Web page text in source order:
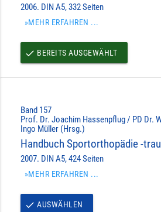
2006. DIN A5, 332 Seiten
»MEHR ERFAHREN ...
done BEREITS AUSGEWÄHLT
Band 157
Prof. Dr. Joachim Hassenpflug / PD Dr.
Ingo Müller (Hrsg.)
Handbuch Sportorthopädie -
2007. DIN A5, 424 Seiten
»MEHR ERFAHREN ...
done AUSWÄHLEN